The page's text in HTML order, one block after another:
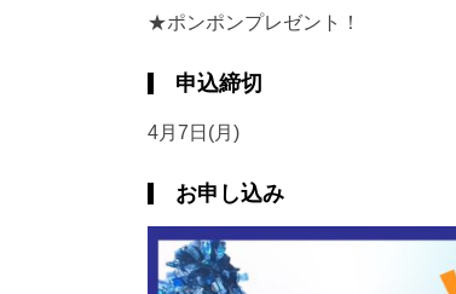
★ポンポンプレゼント！
申込締切
4月7日(月)
お申し込み